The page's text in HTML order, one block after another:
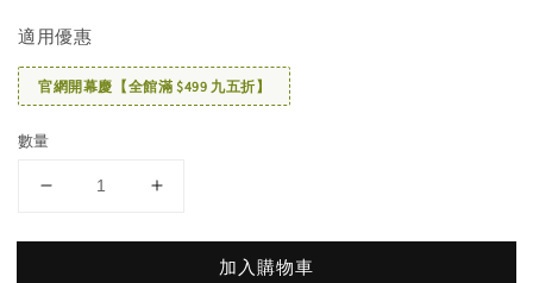
適用優惠
官網開幕慶【全館滿 $499 九五折】
數量
加入購物車